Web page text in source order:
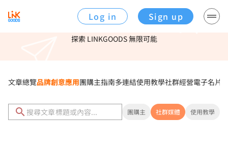
Log in Sign up
這多連結工具，超好用！
探索 LINKGOODS 無限可能
文章總覽品牌創意應用團購主指南多連結使用教學社群經營電子名片
團購主 社群媒體 使用教學